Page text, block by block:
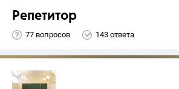
Репетитор
77 вопросов 143 ответа